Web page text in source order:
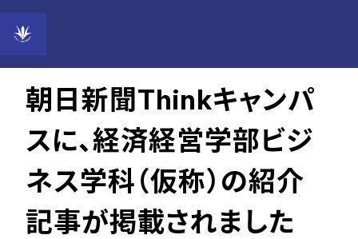
2024年07月26日
朝日新聞Thinkキャンパ
スに、経済経営学部ビジ
ネス学科（仮称）の紹介
記事が掲載されました